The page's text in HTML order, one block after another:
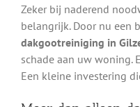
Zeker bij naderend
belangrijk. Door nu een
dakgootreiniging in
schade aan uw woning.
Een kleine investering